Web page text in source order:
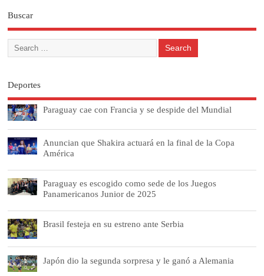
Buscar
Deportes
Paraguay cae con Francia y se despide del Mundial
Anuncian que Shakira actuará en la final de la Copa
América
Paraguay es escogido como sede de los Juegos
Panamericanos Junior de 2025
Brasil festeja en su estreno ante Serbia
Japón dio la segunda sorpresa y le ganó a Alemania